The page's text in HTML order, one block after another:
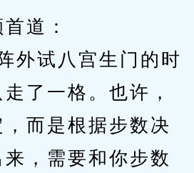
道：
试八宫生门的时
了一格。也许，
而是根据步数决
，需要和你步数